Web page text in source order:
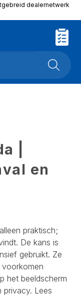
dealernetwerk
|
en
praktisch;
De kans is
gebruikt. Ze
het beeldscherm
privacy. Lees